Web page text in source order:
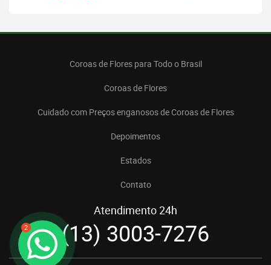
2
Coroas de Flores para Todo o Brasil
Coroas de Flores
Cuidado com Preços enganosos de Coroas de Flores
Depoimentos
Estados
Contato
Atendimento 24h
(13) 3003-7276